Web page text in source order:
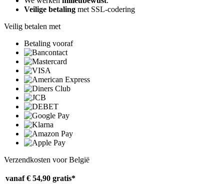
Veilige betaling met SSL-codering
Veilig betalen met
Betaling vooraf
Verzendkosten voor België
vanaf € 54,90 gratis*